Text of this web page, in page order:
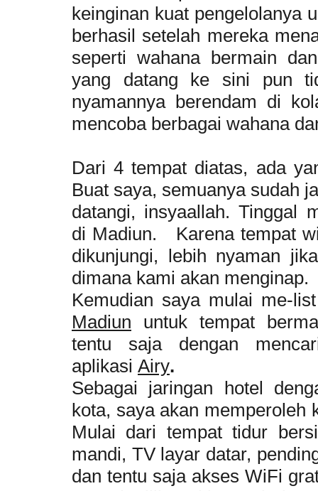
keinginan kuat pengelolanya
berhasil setelah mereka
seperti wahana bermain
yang datang ke sini pun
nyamannya berendam di
mencoba berbagai wahana
Dari 4 tempat diatas, ada
Buat saya, semuanya sudah
datangi, insyaallah. Tinggal
di Madiun. Karena tempat
dikunjungi, lebih nyaman
dimana kami akan menginap.
Kemudian saya mulai me-
Madiun
untuk tempat
tentu saja dengan
aplikasi Airy.
Sebagai jaringan hotel
kota, saya akan memperoleh
Mulai dari tempat tidur
mandi, TV layar datar,
dan tentu saja akses WiFi